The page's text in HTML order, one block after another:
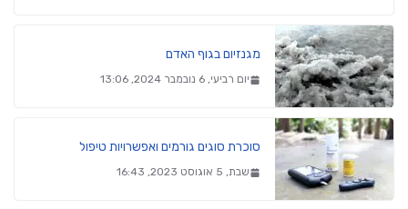
מגנזיום בגוף האדם
יום רביעי, 6 נובמבר 2024, 13:06
סוכרת סוגים גורמים ואפשרויות טיפול
שבת, 5 אוגוסט 2023, 16:43